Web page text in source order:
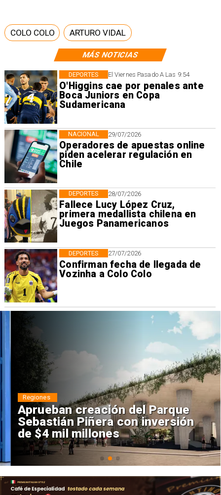
MÁS NOTICIAS
El Viernes Pasado A Las 9:54
O'Higgins cae por penales ante
Boca Juniors en Copa
Sudamericana
DEPORTES
29/07/2026
Operadores de apuestas online
piden acelerar regulación en
Chile
NACIONAL
28/07/2026
Fallece Lucy López Cruz,
primera medallista chilena en
Juegos Panamericanos
DEPORTES
27/07/2026
Confirman fecha de llegada de
Vozinha a Colo Colo
DEPORTES
COLO COLO ARTURO VIDAL
Aprueban creación del Parque
Sebastián Piñera con inversión
de $4 mil millones
Regiones